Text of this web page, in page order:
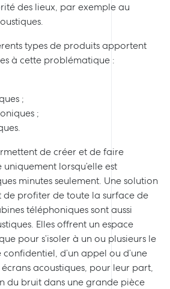
des lieux, par exemple au
types de produits apportent
à cette problématique :
;
;
de créer et de faire
lorsqu’elle est
minutes seulement. Une solution
profiter de toute la surface de
téléphoniques sont aussi
Elles offrent un espace
pour s’isoler à un ou plusieurs le
confidentiel, d’un appel ou d’une
acoustiques, pour leur part,
du bruit dans une grande pièce